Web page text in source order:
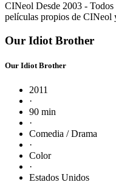
CINeol Desde 2003 - Todos
películas propios de
Our Idiot Brother
Our Idiot Brother
2011
·
90 min
·
Comedia / Drama
·
Color
·
Estados Unidos